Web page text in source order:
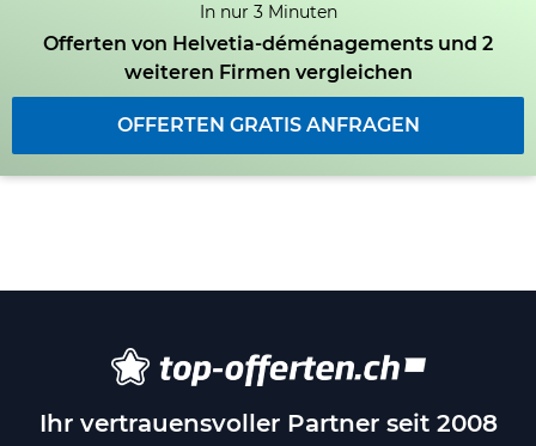
In nur 3 Minuten
Offerten von Helvetia-déménagements und 2
weiteren Firmen vergleichen
OFFERTEN GRATIS ANFRAGEN
Ihr vertrauensvoller Partner seit 2008